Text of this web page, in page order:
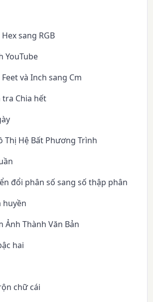
sang RGB
YouTube
và Inch sang Cm
tra Chia hết
Thị Hệ Bất Phương Trình
đổi phân số sang số thập phân
huyền
Ảnh Thành Văn Bản
hai
chữ cái